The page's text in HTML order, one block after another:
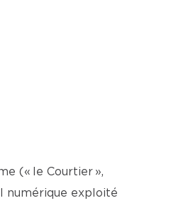
(« le Courtier »,
numérique exploité